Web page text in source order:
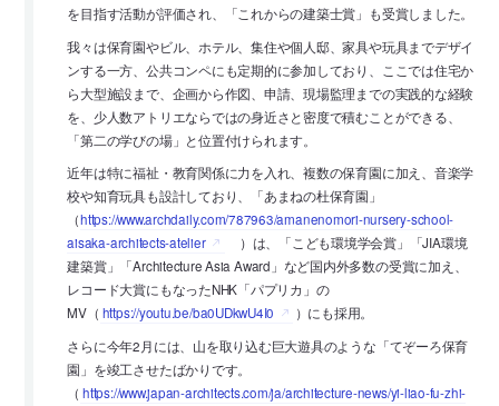
を目指す活動が評価され、「これからの建築士賞」も受賞しました。
我々は保育園やビル、ホテル、集住や個人邸、家具や玩具までデザイ
ンする一方、公共コンペにも定期的に参加しており、ここでは住宅か
ら大型施設まで、企画から作図、申請、現場監理までの実践的な経験
を、少人数アトリエならではの身近さと密度で積むことができる、
「第二の学びの場」と位置付けられます。
近年は特に福祉・教育関係に力を入れ、複数の保育園に加え、音楽学
校や知育玩具も設計しており、「あまねの杜保育園」
（https://www.archdaily.com/787963/amanenomori-nursery-school-
aisaka-architects-atelier
）は、「こども環境学会賞」「JIA環境
建築賞」「Architecture Asia Award」など国内外多数の受賞に加え、
レコード大賞にもなったNHK「パプリカ」の
MV（ https://youtu.be/ba0UDkwU4I0
）にも採用。
さらに今年2月には、山を取り込む巨大遊具のような「てぞーろ保育
園」を竣工させたばかりです。
（ https://www.japan-architects.com/ja/architecture-news/yi-liao-fu-zhi-